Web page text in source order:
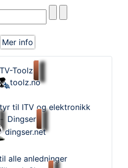
Mer info
Toolz
toolz.no
til ITV og elektronikk
- Dingser
dingser.net
alle anledninger